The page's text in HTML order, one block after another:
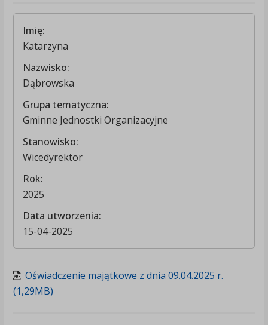
Imię:
Katarzyna
Nazwisko:
Dąbrowska
Grupa tematyczna:
Gminne Jednostki Organizacyjne
Stanowisko:
Wicedyrektor
Rok:
2025
Data utworzenia:
15-04-2025
Oświadczenie majątkowe z dnia 09.04.2025 r.
(1,29MB)